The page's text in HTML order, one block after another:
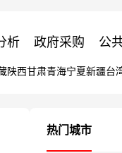
析 政府采购 公
陕西甘肃青海宁夏新疆台
热门城市